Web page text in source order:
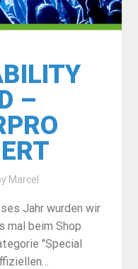
–
Marcel
Jahr wurden wir
mal beim Shop
"Special